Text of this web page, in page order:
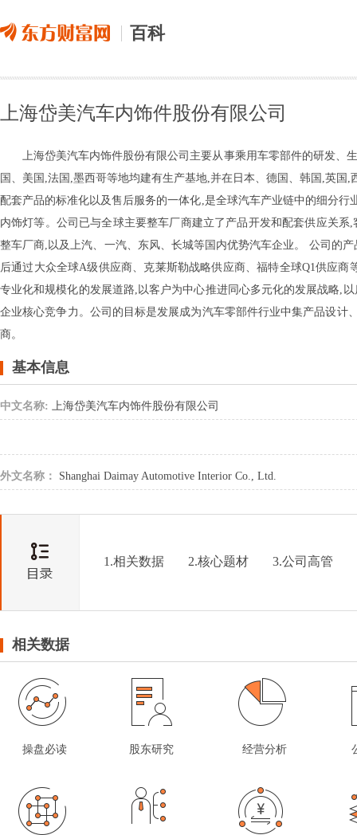
百科
上海岱美汽车内饰件股份有限公司
上海岱美汽车内饰件股份有限公司主要从事乘用车零部件的研发、
国、美国,法国,墨西哥等地均建有生产基地,并在日本、德国、韩国,英
配套产品的标准化以及售后服务的一体化,是全球汽车产业链中的细分
内饰灯等。公司已与全球主要整车厂商建立了产品开发和配套供应关
整车厂商,以及上汽、一汽、东风、长城等国内优势汽车企业。 公司的
后通过大众全球A级供应商、克莱斯勒战略供应商、福特全球Q1供应
专业化和规模化的发展道路,以客户为中心推进同心多元化的发展战略,
企业核心竞争力。公司的目标是发展成为汽车零部件行业中集产品设
商。
基本信息
中文名称: 上海岱美汽车内饰件股份有限公司
外文名称： Shanghai Daimay Automotive Interior Co., Ltd.
1.相关数据 2.核心题材 3.公司高管
相关数据
操盘必读 股东研究 经营分析